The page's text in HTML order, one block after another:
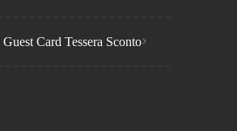
Card Tessera Sconto